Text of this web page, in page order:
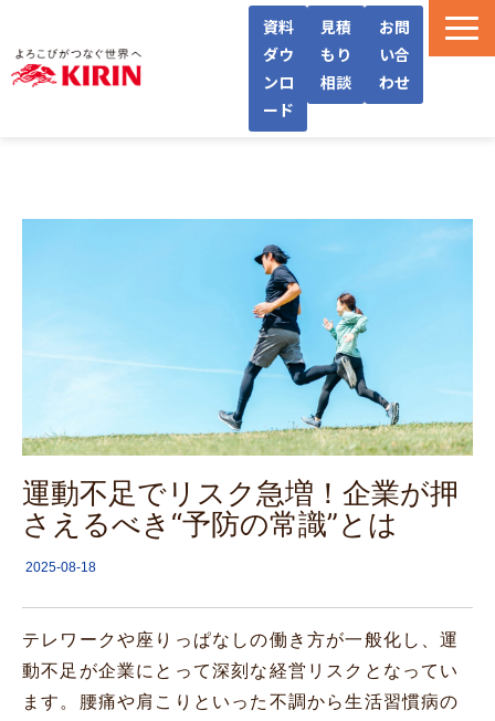
資料
ダウ
ンロ
ード
見積
もり
相談
お問
い合
わせ
導入事例/インタビュー
よくあるご質問
お役立ち情報
運動不足でリスク急増！企業が押
さえるべき“予防の常識”とは
2025-08-18
テレワークや座りっぱなしの働き方が一般化し、運
動不足が企業にとって深刻な経営リスクとなってい
ます。腰痛や肩こりといった不調から生活習慣病の